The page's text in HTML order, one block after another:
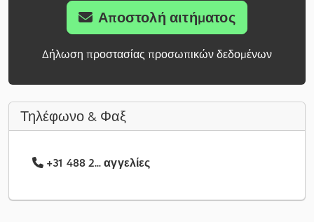
Αποστολή αιτήματος
Δήλωση προστασίας προσωπικών δεδομένων
Τηλέφωνο & Φαξ
+31 488 2... αγγελίες